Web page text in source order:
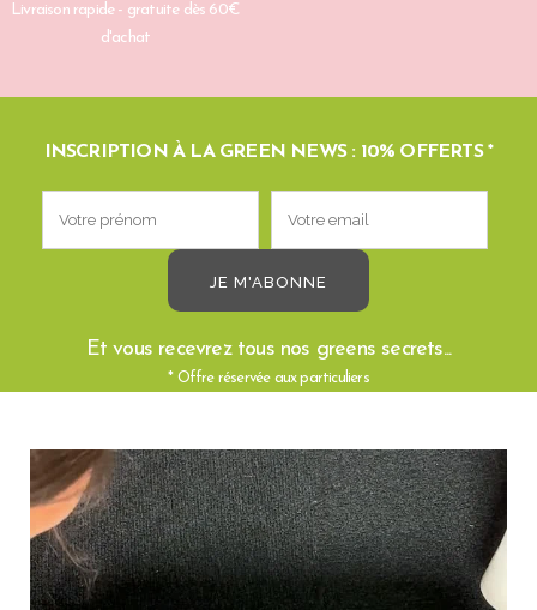
Livraison rapide - gratuite dès 60€
d'achat
INSCRIPTION À LA GREEN NEWS : 10% OFFERTS *
Et vous recevrez tous nos greens secrets...
* Offre réservée aux particuliers